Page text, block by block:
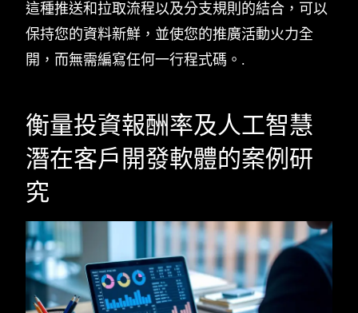
這種推送和拉取流程以及分支規則的結合，可以
保持您的資料新鮮，並使您的推廣活動火力全
開，而無需編寫任何一行程式碼。.
衡量投資報酬率及人工智慧
潛在客戶開發軟體的案例研
究